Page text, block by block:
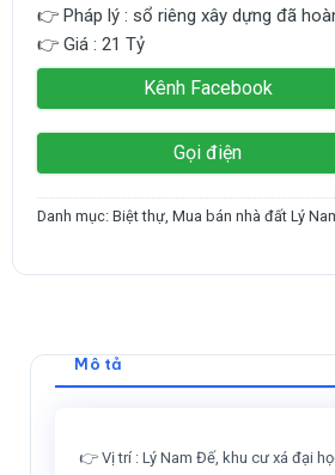
👉 Pháp lý : sổ riêng xây dựng đã
👉 Giá : 21 Tỷ
Kênh Facebook
Gọi điện
Danh mục:Biệt thự,Mua bán nhà đất Lý
Mô tả
👉 Vị trí : Lý Nam Đế, khu cư xá đại